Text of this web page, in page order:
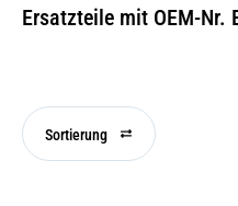
Ersatzteile mit OEM-Nr.
Sortierung